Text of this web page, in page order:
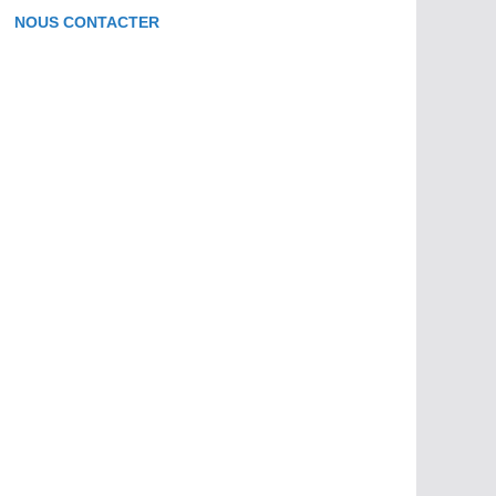
NOUS CONTACTER